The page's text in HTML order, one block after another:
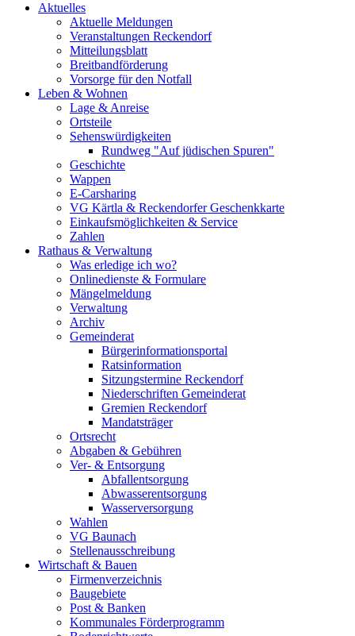
Aktuelles
Aktuelle Meldungen
Veranstaltungen Reckendorf
Mitteilungsblatt
Breitbandförderung
Vorsorge für den Notfall
Leben & Wohnen
Lage & Anreise
Ortsteile
Sehenswürdigkeiten
Rundweg "Auf jüdischen Spuren"
Geschichte
Wappen
E-Carsharing
VG Kärtla & Reckendorfer Geschenkkarte
Einkaufsmöglichkeiten & Service
Zahlen
Rathaus & Verwaltung
Was erledige ich wo?
Onlinedienste & Formulare
Mängelmeldung
Verwaltung
Archiv
Gemeinderat
Bürgerinformationsportal
Ratsinformation
Sitzungstermine Reckendorf
Niederschriften Gemeinderat
Gremien Reckendorf
Mandatsträger
Ortsrecht
Abgaben & Gebühren
Ver- & Entsorgung
Abfallentsorgung
Abwasserentsorgung
Wasserversorgung
Wahlen
VG Baunach
Stellenausschreibung
Wirtschaft & Bauen
Firmenverzeichnis
Baugebiete
Post & Banken
Kommunales Förderprogramm